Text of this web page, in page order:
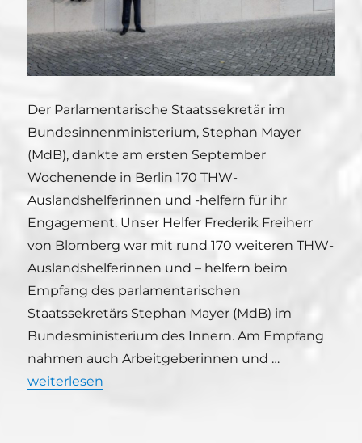
Der Parlamentarische Staatssekretär im
Bundesinnenministerium, Stephan Mayer
(MdB), dankte am ersten September
Wochenende in Berlin 170 THW-
Auslandshelferinnen und -helfern für ihr
Engagement. Unser Helfer Frederik Freiherr
von Blomberg war mit rund 170 weiteren THW-
Auslandshelferinnen und – helfern beim
Empfang des parlamentarischen
Staatssekretärs Stephan Mayer (MdB) im
Bundesministerium des Innern. Am Empfang
nahmen auch Arbeitgeberinnen und …
„Staatssekretär empfängt Freisinger
weiterlesen